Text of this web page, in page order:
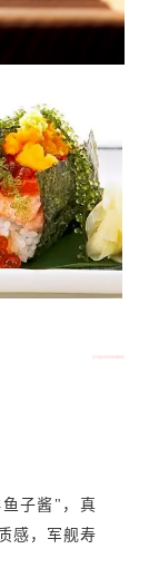
子酱"，真
感，军舰寿